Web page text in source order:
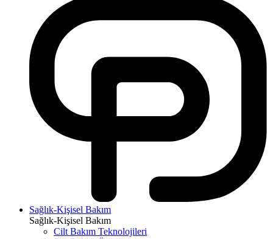
Sağlık-Kişisel Bakım
Sağlık-Kişisel Bakım
Cilt Bakım Teknolojileri